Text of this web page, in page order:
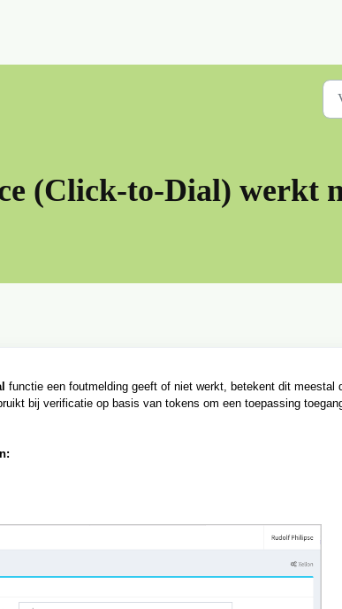
(Click-to-Dial) werkt
functie een foutmelding geeft of niet werkt, betekent dit meestal
bij verificatie op basis van tokens om een toepassing